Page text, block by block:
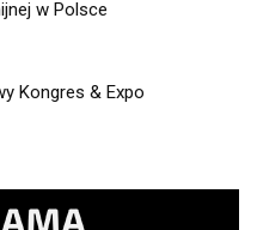
w Polsce
Kongres & Expo